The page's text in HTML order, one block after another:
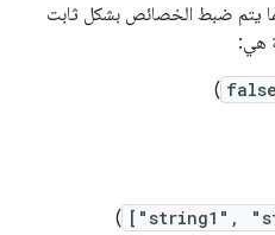
يتم ضبط الخصائص بشكل ثابت
هي:
false
)
["string1",
)